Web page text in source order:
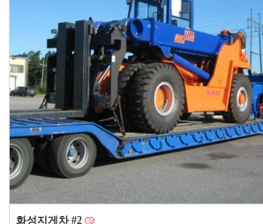
화성지게차 #2